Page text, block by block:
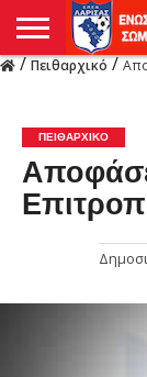
/Πειθαρχικό/
ΠΕΙΘΑΡΧΙΚΌ